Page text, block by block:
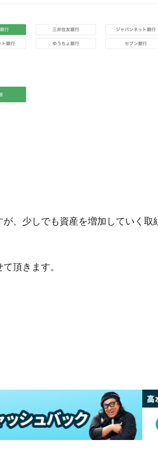
、少しでも資産を増加していく取
頂きます。